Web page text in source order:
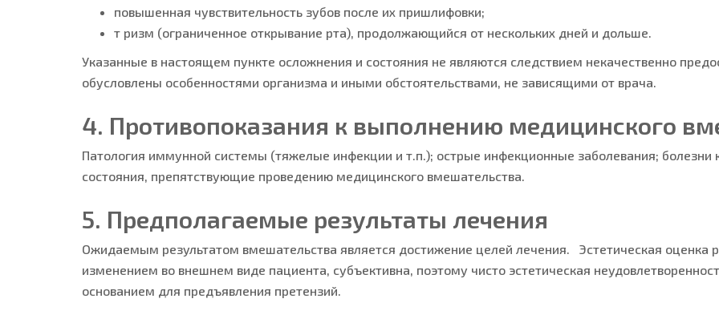
повышенная чувствительность зубов после их пришлифовки;
т ризм (ограниченное открывание рта), продолжающийся от нескольких дней и дольше.
Указанные в настоящем пункте осложнения и состояния не являются следствием некачественно
обусловлены особенностями организма и иными обстоятельствами, не зависящими от врача.
4. Противопоказания к выполнению медицинского
Патология иммунной системы (тяжелые инфекции и т.п.); острые инфекционные заболевания;
состояния, препятствующие проведению медицинского вмешательства.
5. Предполагаемые результаты лечения
Ожидаемым результатом вмешательства является достижение целей лечения. Эстетическая оценка
изменением во внешнем виде пациента, субъективна, поэтому чисто эстетическая
основанием для предъявления претензий.